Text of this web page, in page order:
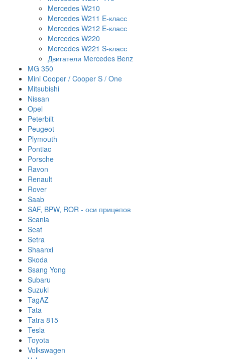
Mercedes W210
Mercedes W211 E-класс
Mercedes W212 E-класс
Mercedes W220
Mercedes W221 S-класс
Двигатели Mercedes Benz
MG 350
Mini Cooper / Cooper S / One
Mitsubishi
Nissan
Opel
Peterbilt
Peugeot
Plymouth
Pontiac
Porsche
Ravon
Renault
Rover
Saab
SAF, BPW, ROR - оси прицепов
Scania
Seat
Setra
Shaanxi
Skoda
Ssang Yong
Subaru
Suzuki
TagAZ
Tata
Tatra 815
Tesla
Toyota
Volkswagen